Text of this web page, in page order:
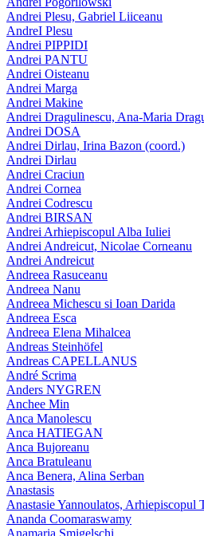
Andrei Plesu, Gabriel Liiceanu
AndreI Plesu
Andrei PIPPIDI
Andrei PANTU
Andrei Oisteanu
Andrei Marga
Andrei Makine
Andrei Dragulinescu, Ana-Maria
Andrei DOSA
Andrei Dirlau, Irina Bazon (coord.)
Andrei Dirlau
Andrei Craciun
Andrei Cornea
Andrei Codrescu
Andrei BIRSAN
Andrei Arhiepiscopul Alba Iuliei
Andrei Andreicut, Nicolae Corneanu
Andrei Andreicut
Andreea Rasuceanu
Andreea Nanu
Andreea Michescu si Ioan Darida
Andreea Esca
Andreea Elena Mihalcea
Andreas Steinhöfel
Andreas CAPELLANUS
André Scrima
Anders NYGREN
Anchee Min
Anca Manolescu
Anca HATIEGAN
Anca Bujoreanu
Anca Bratuleanu
Anca Benera, Alina Serban
Anastasis
Anastasie Yannoulatos,
Ananda Coomaraswamy
Anamaria Smigelschi